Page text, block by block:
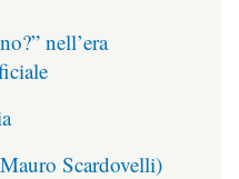
nell’era
Scardovelli)